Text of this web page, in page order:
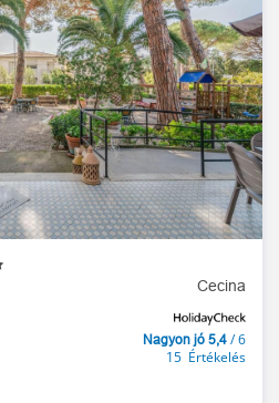
Cecina
Nagyon jó 5,4 / 6
15 Értékelés